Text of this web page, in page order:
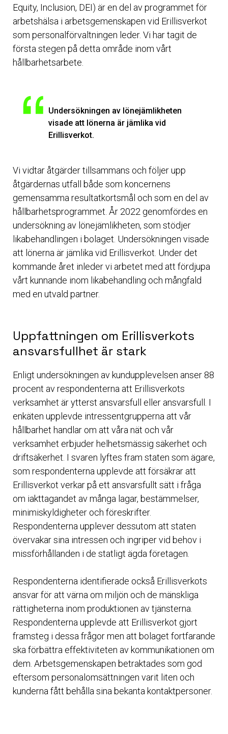
Equity, Inclusion, DEI) är en del av programmet för
arbetshälsa i arbetsgemenskapen vid Erillisverkot
som personalförvaltningen leder. Vi har tagit de
första stegen på detta område inom vårt
hållbarhetsarbete.
Undersökningen av lönejämlikheten
visade att lönerna är jämlika vid
Erillisverkot.
Vi vidtar åtgärder tillsammans och följer upp
åtgärdernas utfall både som koncernens
gemensamma resultatkortsmål och som en del av
hållbarhetsprogrammet. År 2022 genomfördes en
undersökning av lönejämlikheten, som stödjer
likabehandlingen i bolaget. Undersökningen visade
att lönerna är jämlika vid Erillisverkot. Under det
kommande året inleder vi arbetet med att fördjupa
vårt kunnande inom likabehandling och mångfald
med en utvald partner.
Uppfattningen om Erillisverkots
ansvarsfullhet är stark
Enligt undersökningen av kundupplevelsen anser 88
procent av respondenterna att Erillisverkots
verksamhet är ytterst ansvarsfull eller ansvarsfull. I
enkäten upplevde intressentgrupperna att vår
hållbarhet handlar om att våra nät och vår
verksamhet erbjuder helhetsmässig säkerhet och
driftsäkerhet. I svaren lyftes fram staten som ägare,
som respondenterna upplevde att försäkrar att
Erillisverkot verkar på ett ansvarsfullt sätt i fråga
om iakttagandet av många lagar, bestämmelser,
minimiskyldigheter och föreskrifter.
Respondenterna upplever dessutom att staten
övervakar sina intressen och ingriper vid behov i
missförhållanden i de statligt ägda företagen.
Respondenterna identifierade också Erillisverkots
ansvar för att värna om miljön och de mänskliga
rättigheterna inom produktionen av tjänsterna.
Respondenterna upplevde att Erillisverkot gjort
framsteg i dessa frågor men att bolaget fortfarande
ska förbättra effektiviteten av kommunikationen om
dem. Arbetsgemenskapen betraktades som god
eftersom personalomsättningen varit liten och
kunderna fått behålla sina bekanta kontaktpersoner.